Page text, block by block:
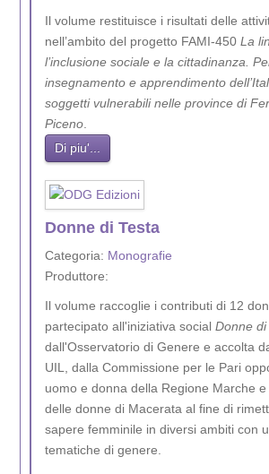
Il volume restituisce i risultati delle
nell’ambito del progetto FAMI-450 La
l’inclusione sociale e la cittadinanza.
insegnamento e apprendimento
soggetti vulnerabili nelle province di
Piceno.
Di piu'...
Donne di Testa
Categoria: Monografie
Produttore:
Il volume raccoglie i contributi di 12
partecipato all'iniziativa social Donne di
dall'Osservatorio di Genere e accolta
UIL, dalla Commissione per le Pari
uomo e donna della Regione Marche
delle donne di Macerata al fine di
sapere femminile in diversi ambiti con
tematiche di genere.